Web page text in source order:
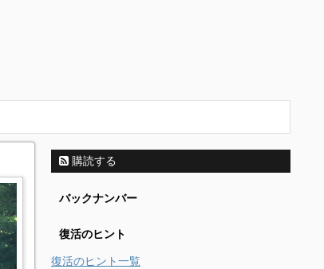
購読する
バックナンバー
復活のヒント
復活のヒント一覧